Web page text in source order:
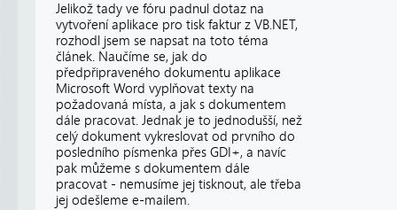
Jelikož tady ve fóru padnul dotaz na
vytvoření aplikace pro tisk faktur z VB.NET,
rozhodl jsem se napsat na toto téma
článek. Naučíme se, jak do
předpřipraveného dokumentu aplikace
Microsoft Word vyplňovat texty na
požadovaná místa, a jak s dokumentem
dále pracovat. Jednak je to jednodušší, než
celý dokument vykreslovat od prvního do
posledního písmenka přes GDI+, a navíc
pak můžeme s dokumentem dále
pracovat - nemusíme jej tisknout, ale třeba
jej odešleme e-mailem.